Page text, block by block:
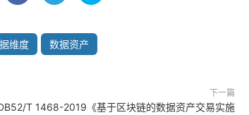
维度 数据资产
下一篇
T 1468-2019《基于区块链的数据资产交易实施